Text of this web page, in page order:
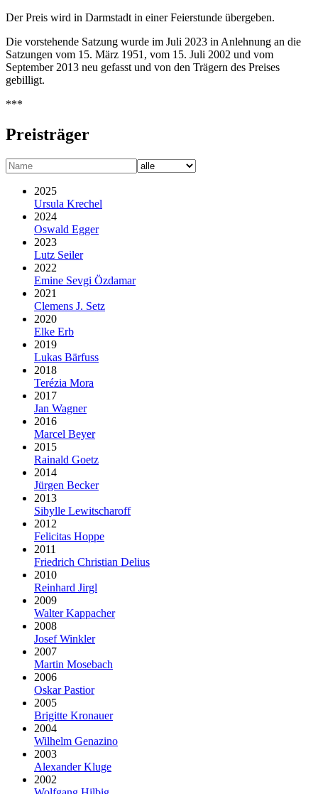
Der Preis wird in Darmstadt in einer Feierstunde übergeben.
Die vorstehende Satzung wurde im Juli 2023 in Anlehnung an die
Satzungen vom 15. März 1951, vom 15. Juli 2002 und vom
September 2013 neu gefasst und von den Trägern des Preises
gebilligt.
***
Preisträger
2025
Ursula Krechel
2024
Oswald Egger
2023
Lutz Seiler
2022
Emine Sevgi Özdamar
2021
Clemens J. Setz
2020
Elke Erb
2019
Lukas Bärfuss
2018
Terézia Mora
2017
Jan Wagner
2016
Marcel Beyer
2015
Rainald Goetz
2014
Jürgen Becker
2013
Sibylle Lewitscharoff
2012
Felicitas Hoppe
2011
Friedrich Christian Delius
2010
Reinhard Jirgl
2009
Walter Kappacher
2008
Josef Winkler
2007
Martin Mosebach
2006
Oskar Pastior
2005
Brigitte Kronauer
2004
Wilhelm Genazino
2003
Alexander Kluge
2002